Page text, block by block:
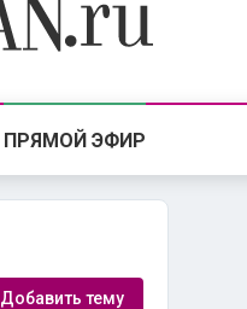
ПРЯМОЙ ЭФИР
Добавить тему